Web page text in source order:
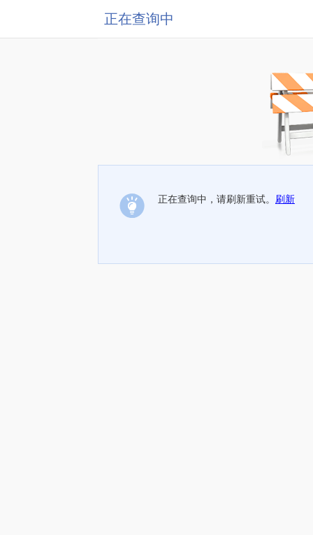
正在查询中
正在查询中，请刷新重试。 刷新